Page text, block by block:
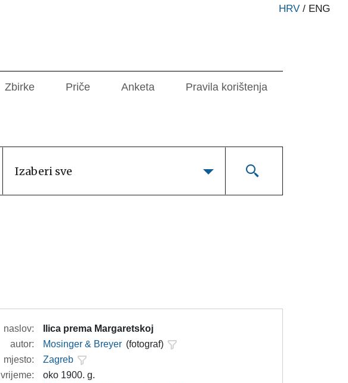
HRV / ENG
Zbirke Priče Anketa Pravila korištenja
Izaberi sve
naslov:
Ilica prema Margaretskoj
autor:
Mosinger & Breyer (fotograf)
mjesto:
Zagreb
vrijeme:
oko 1900. g.